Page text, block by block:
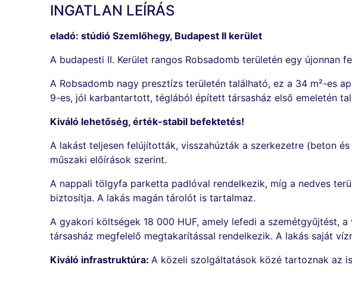
INGATLAN LEÍRÁS
eladó: stúdió Szemlőhegy, Budapest II kerület
A budapesti II. Kerület rangos Robsadomb területén egy újonnan
A Robsadomb nagy presztízs területén található, ez a 34 m²-es
9-es, jól karbantartott, téglából épített társasház első emeletén
Kiváló lehetőség, érték-stabil befektetés!
A lakást teljesen felújították, visszahúzták a szerkezetre (beton
műszaki előírások szerint.
A nappali tölgyfa parketta padlóval rendelkezik, míg a nedves
biztosítja. A lakás magán tárolót is tartalmaz.
A gyakori költségek 18 000 HUF, amely lefedi a szemétgyűjtést,
társasház megfelelő megtakarítással rendelkezik. A lakás saját
Kiváló infrastruktúra: A közeli szolgáltatások közé tartoznak az